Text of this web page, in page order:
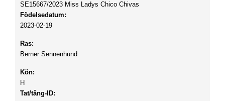
SE15667/2023 Miss Ladys Chico Chivas
Födelsedatum:
2023-02-19
Ras:
Berner Sennenhund
Kön:
H
Tat/tång-ID: